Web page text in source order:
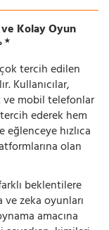
Kolay Oyun
⋆
tercih edilen
Kullanıcılar,
mobil telefonlar
ederek hem
hızlıca
olan
beklentilere
zeka oyunları
amacına